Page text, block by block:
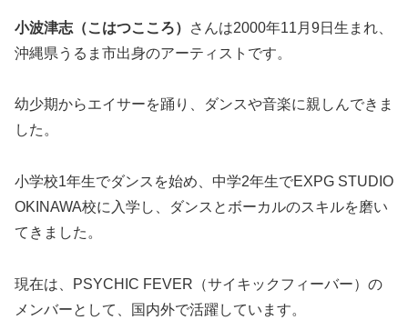
小波津志（こはつこころ）
さんは2000年11月9日生まれ、
沖縄県うるま市出身のアーティストです。
幼少期からエイサーを踊り、ダンスや音楽に親しんできま
した。
小学校1年生でダンスを始め、中学2年生でEXPG STUDIO
OKINAWA校に入学し、ダンスとボーカルのスキルを磨い
てきました。
現在は、PSYCHIC FEVER（サイキックフィーバー）の
メンバーとして、国内外で活躍しています。